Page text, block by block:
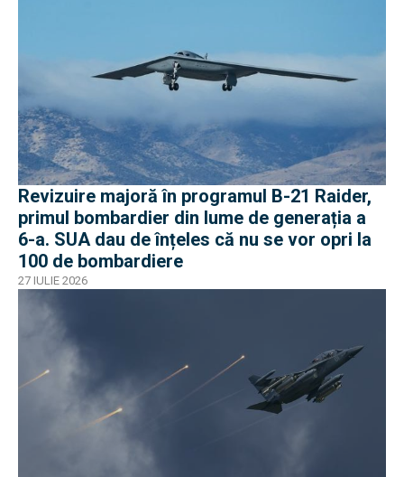
Revizuire majoră în programul B-21 Raider,
primul bombardier din lume de generația a
6-a. SUA dau de înțeles că nu se vor opri la
100 de bombardiere
27 IULIE 2026